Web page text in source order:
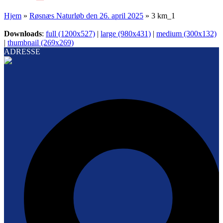
Hjem » Røsnæs Naturløb den 26. april 2025 » 3 km_1
Downloads: full (1200x527) | large (980x431) | medium (300x132)
| thumbnail (269x269)
ADRESSE